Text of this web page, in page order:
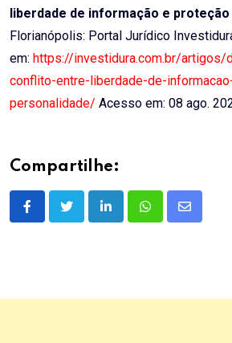
liberdade de informação e
Florianópolis: Portal Jurídico
em: https://investidura.com.br/
conflito-entre-liberdade-de-
personalidade/ Acesso em: 08 ago.
Compartilhe:
LinkedInWhatsappShare